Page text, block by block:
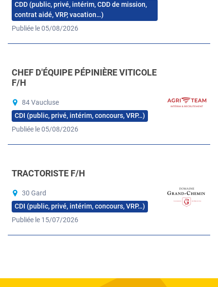
CDD (public, privé, intérim, CDD de mission,
contrat aidé, VRP, vacation…)
Publiée le 05/08/2026
CHEF D'ÉQUIPE PÉPINIÈRE VITICOLE
F/H
84 Vaucluse
CDI (public, privé, intérim, concours, VRP…)
Publiée le 05/08/2026
TRACTORISTE F/H
30 Gard
CDI (public, privé, intérim, concours, VRP…)
Publiée le 15/07/2026